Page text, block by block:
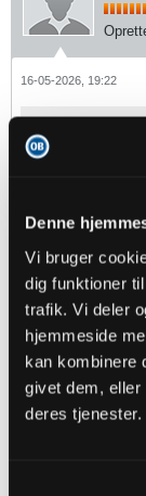
Denne
Vi bruger
dig funktioner
trafik. Vi deler
hjemmeside
kan kombinere
givet dem, eller
deres tjenester.
16-05-2026, 19:22
Hvis
rækkens
Ja ham var
åbenbart i
Münster.
Er der ikke noget